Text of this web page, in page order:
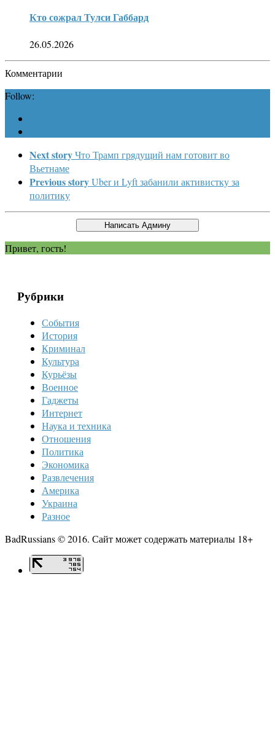
Кто сожрал Тулси Габбард
26.05.2026
Комментарии
Follow:
Next storyЧто Трамп грядущий нам готовит во
Вьетнаме
Previous storyUber и Lyft забанили активистку за
политику
Привет, гость!
Рубрики
События
История
Криминал
Культура
Курьёзы
Военное
Гаджеты
Интернет
Наука и техника
Отношения
Политика
Экономика
Развлечения
Америка
Украина
Разное
BadRussians © 2016. Сайт может содержать материалы 18+